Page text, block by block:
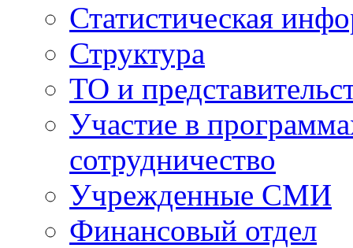
Статистическая
Структура
ТО и
Участие в
сотрудничество
Учрежденные СМИ
Финансовый отдел